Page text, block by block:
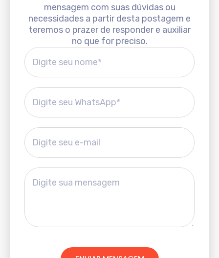
mensagem com suas dúvidas ou
necessidades a partir desta postagem e
teremos o prazer de responder e auxiliar
no que for preciso.